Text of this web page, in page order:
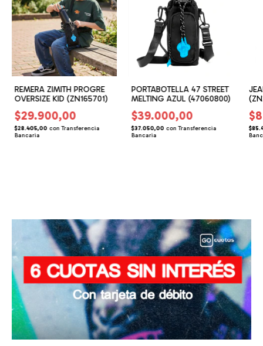
REMERA ZIMITH PROGRE
OVERSIZE KID (ZN165701)
$29.900,00
$28.405,00 con Transferencia
Bancaria
PORTABOTELLA 47 STREET
MELTING AZUL (47060800)
$39.000,00
$37.050,00 con Transferencia
Bancaria